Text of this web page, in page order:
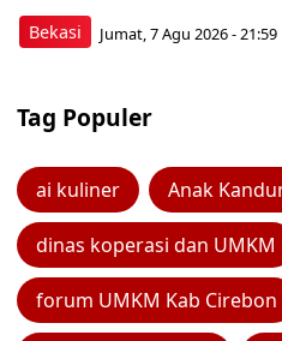
Bekasi Jumat, 7 Agu 2026 - 21:59
Tag Populer
ai kuliner Anak
dinas koperasi dan UMKM
forum UMKM Kab Cirebon